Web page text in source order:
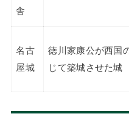
舎
名古
屋城
徳川家康公が西国
じて築城させた城